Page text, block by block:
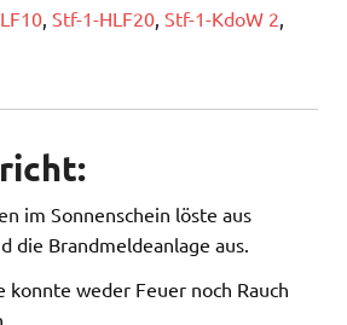
Stf-1-HLF20 Stf-1-KdoW 2
im Sonnenschein löste aus
die Brandmeldeanlage aus.
konnte weder Feuer noch Rauch